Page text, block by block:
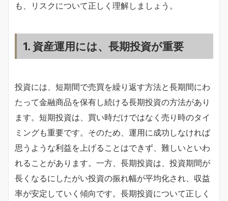
も、リスクについて正しく理解しましょう。
1. 資産運用には、長期投資が重要
投資には、短期間で売買を繰り返す方法と長期間にわ
たって金融商品を保有し続ける長期投資の方法があり
ます。短期投資は、買い時だけではなく売り時のタイ
ミングも重要です。そのため、運用に成功しなければ
思うような利益を上げることはできず、難しいといわ
れることがあります。一方、長期投資は、投資期間が
長くなるにしたがい投資の振れ幅が平均化され、収益
率が安定していく傾向です。長期投資について正しく